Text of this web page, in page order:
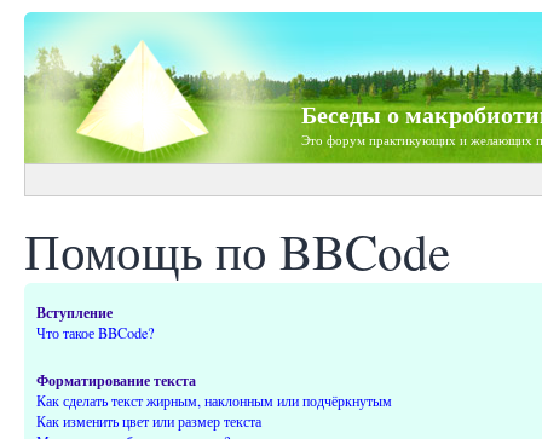
Беседы о
Это форум практикующих и желающих
Помощь по BBCode
Вступление
Что такое BBCode?
Форматирование текста
Как сделать текст жирным, наклонным или подчёркнутым
Как изменить цвет или размер текста